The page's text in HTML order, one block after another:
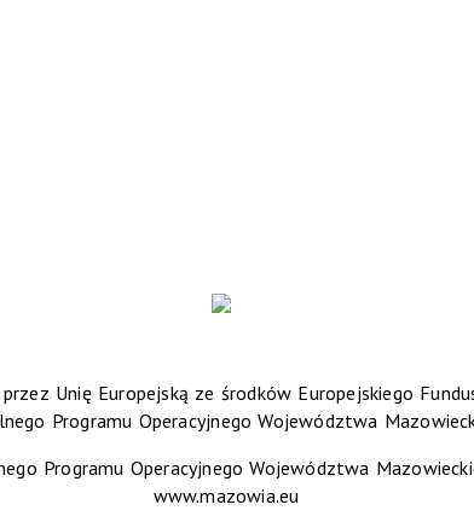
Unię Europejską ze środków Europejskiego
Programu Operacyjnego Województwa
Programu Operacyjnego Województwa
www.mazowia.eu